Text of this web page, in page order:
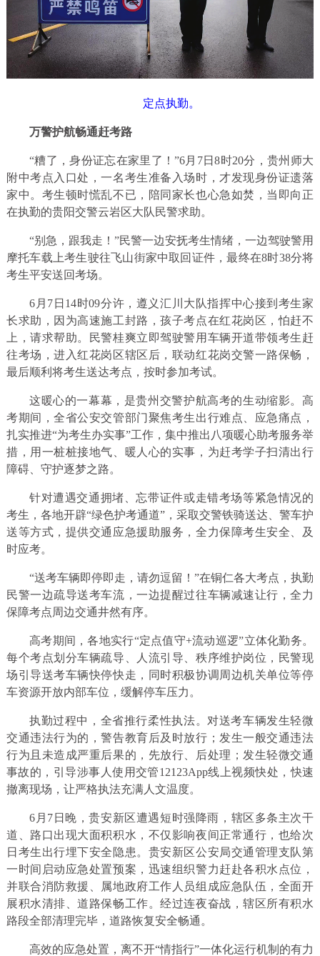
定点执勤。
万警护航畅通赶考路
“糟了，身份证忘在家里了！”6月7日8时20分，贵州师大
附中考点入口处，一名考生准备入场时，才发现身份证遗落
家中。考生顿时慌乱不已，陪同家长也心急如焚，当即向正
在执勤的贵阳交警云岩区大队民警求助。
“别急，跟我走！”民警一边安抚考生情绪，一边驾驶警用
摩托车载上考生驶往飞山街家中取回证件，最终在8时38分将
考生平安送回考场。
6月7日14时09分许，遵义汇川大队指挥中心接到考生家
长求助，因为高速施工封路，孩子考点在红花岗区，怕赶不
上，请求帮助。民警桂爽立即驾驶警用车辆开道带领考生赶
往考场，进入红花岗区辖区后，联动红花岗交警一路保畅，
最后顺利将考生送达考点，按时参加考试。
这暖心的一幕幕，是贵州交警护航高考的生动缩影。高
考期间，全省公安交管部门聚焦考生出行难点、应急痛点，
扎实推进“为考生办实事”工作，集中推出八项暖心助考服务举
措，用一桩桩接地气、暖人心的实事，为赶考学子扫清出行
障碍、守护逐梦之路。
针对遭遇交通拥堵、忘带证件或走错考场等紧急情况的
考生，各地开辟“绿色护考通道”，采取交警铁骑送达、警车护
送等方式，提供交通应急援助服务，全力保障考生安全、及
时应考。
“送考车辆即停即走，请勿逗留！”在铜仁各大考点，执勤
民警一边疏导送考车流，一边提醒过往车辆减速让行，全力
保障考点周边交通井然有序。
高考期间，各地实行“定点值守+流动巡逻”立体化勤务。
每个考点划分车辆疏导、人流引导、秩序维护岗位，民警现
场引导送考车辆快停快走，同时积极协调周边机关单位等停
车资源开放内部车位，缓解停车压力。
执勤过程中，全省推行柔性执法。对送考车辆发生轻微
交通违法行为的，警告教育后及时放行；发生一般交通违法
行为且未造成严重后果的，先放行、后处理；发生轻微交通
事故的，引导涉事人使用交管12123App线上视频快处，快速
撤离现场，让严格执法充满人文温度。
6月7日晚，贵安新区遭遇短时强降雨，辖区多条主次干
道、路口出现大面积积水，不仅影响夜间正常通行，也给次
日考生出行埋下安全隐患。贵安新区公安局交通管理支队第
一时间启动应急处置预案，迅速组织警力赶赴各积水点位，
并联合消防救援、属地政府工作人员组成应急队伍，全面开
展积水清排、道路保畅工作。经过连夜奋战，辖区所有积水
路段全部清理完毕，道路恢复安全畅通。
高效的应急处置，离不开“情指行”一体化运行机制的有力